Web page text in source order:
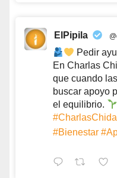
ElPipila
Pedir
En Charlas
que cuando
buscar apoyo
el equilibrio.
#Bienestar